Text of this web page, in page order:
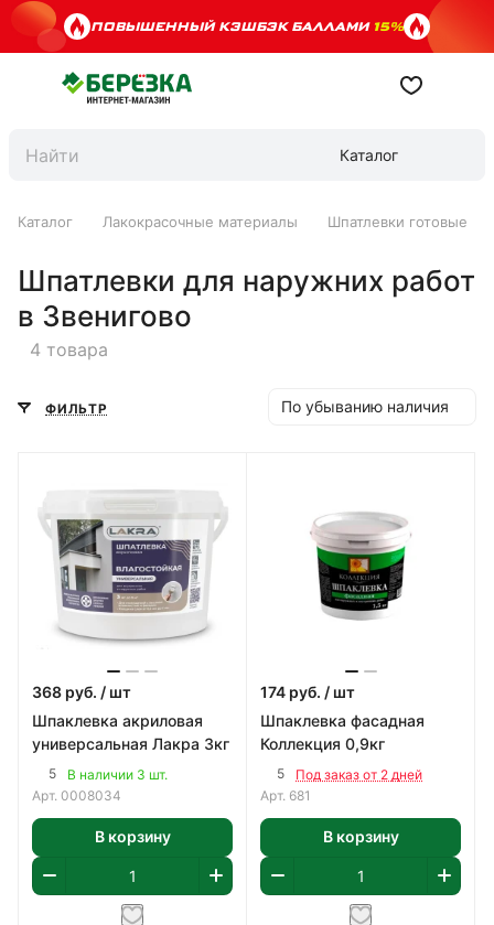
ПОВЫШЕННЫЙ КЭШБЭК БАЛЛАМИ15%
Каталог
Каталог Лакокрасочные материалы Шпатлевки готовые
Шпатлевки для наружних работ
в Звенигово
4 товара
ФИЛЬТР По убыванию наличия
368 руб. / шт
Шпаклевка акриловая
универсальная Лакра 3кг
5
В наличии 3 шт.
Арт. 0008034
В корзину
174 руб. / шт
Шпаклевка фасадная
Коллекция 0,9кг
5
Под заказ от 2 дней
Арт. 681
В корзину